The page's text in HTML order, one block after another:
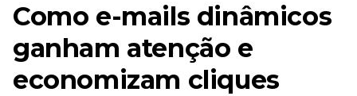
Como e-mails dinâmicos
ganham atenção e
economizam cliques